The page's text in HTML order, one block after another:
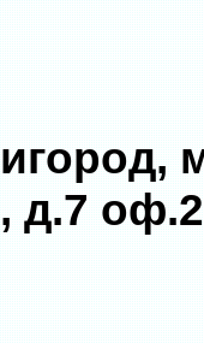
д.7